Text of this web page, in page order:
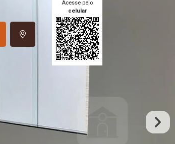
Acesse pelo
celular